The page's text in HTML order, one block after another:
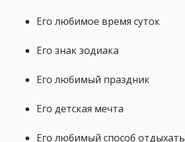
Его любимое время суток
Его знак зодиака
Его любимый праздник
Его детская мечта
Его любимый способ отдыхать